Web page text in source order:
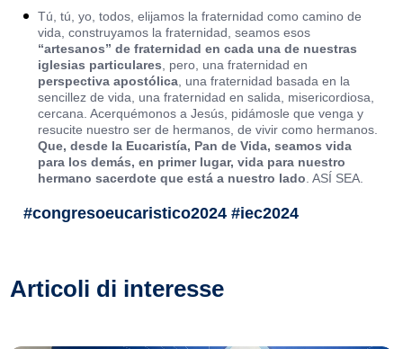
Tú, tú, yo, todos, elijamos la fraternidad como camino de
vida, construyamos la fraternidad, seamos esos
“artesanos” de fraternidad en cada una de nuestras
iglesias particulares , pero, una fraternidad en
perspectiva apostólica , una fraternidad basada en la
sencillez de vida, una fraternidad en salida, misericordiosa,
cercana. Acerquémonos a Jesús, pidámosle que venga y
resucite nuestro ser de hermanos, de vivir como hermanos.
Que, desde la Eucaristía, Pan de Vida, seamos vida
para los demás, en primer lugar, vida para nuestro
hermano sacerdote que está a nuestro lado . ASÍ SEA.
#congresoeucaristico2024 #iec2024
Articoli di interesse